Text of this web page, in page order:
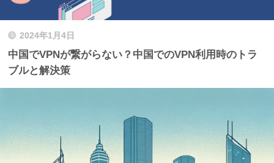
2024年1月4日
中国でVPNが繋がらない？中国でのVPN利用時のトラ
ブルと解決策